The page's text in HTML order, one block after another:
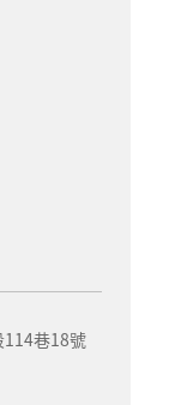
114巷18號